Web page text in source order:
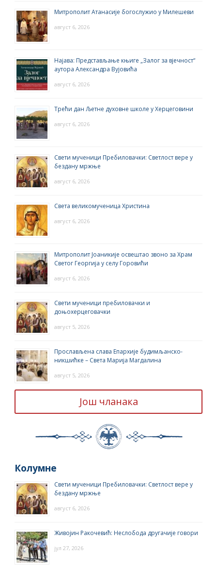
Митрополит Атанасије богослужио у Милешеви
август 6, 2026
Најава: Представљање књиге „Залог за вјечност“
аутора Александра Вујовића
август 6, 2026
Трећи дан Љетне духовне школе у Херцеговини
август 6, 2026
Свети мученици Пребиловачки: Светлост вере у
бездану мржње
август 6, 2026
Света великомученица Христина
август 6, 2026
Митрополит Јоаникије освештао звоно за Храм
Светог Георгија у селу Горовићи
август 6, 2026
Свети мученици пребиловачки и
доњохерцеговачки
август 5, 2026
Прослављена слава Епархије будимљанско-
никшићке – Света Марија Магдалина
август 5, 2026
Још чланака
Колумне
Свети мученици Пребиловачки: Светлост вере у
бездану мржње
август 6, 2026
Живојин Ракочевић: Неслобода другачије говори
јул 27, 2026